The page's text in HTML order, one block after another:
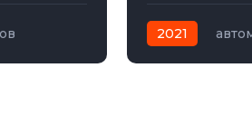
2021